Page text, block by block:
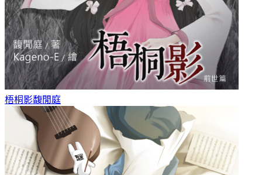
梧桐影馥閒庭